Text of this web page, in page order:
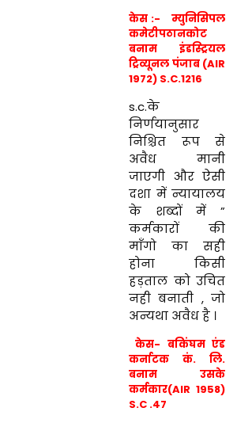
केस :-
म्युनिसिपल
कमेटीपठानकोट
बनामइंडस्ट्रियल
ट्रिव्यूनल पंजाब (AIR
1972) S.C.1216
s.c.के
निर्णयानुसार
निश्चित रूप से
अवैध मानी
जाएगी और ऐसी
दशा में न्यायालय
के शब्दों में ”
कर्मकारों की
माँगो का सही
होना किसी
हड़ताल को उचित
नही बनाती , जो
अन्यथा अवैध है ।
केस- बकिंघम एंड
कर्नाटक कं. लि.
बनामउसके
कर्मकार(AIR 1958)
S.C .47